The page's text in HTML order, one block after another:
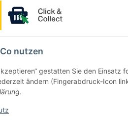
nutzen
gestatten Sie den Einsatz
ändern (Fingerabdruck-Icon
.